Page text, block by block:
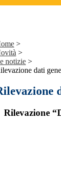
>
>
notizie >
dati
Rilevazione